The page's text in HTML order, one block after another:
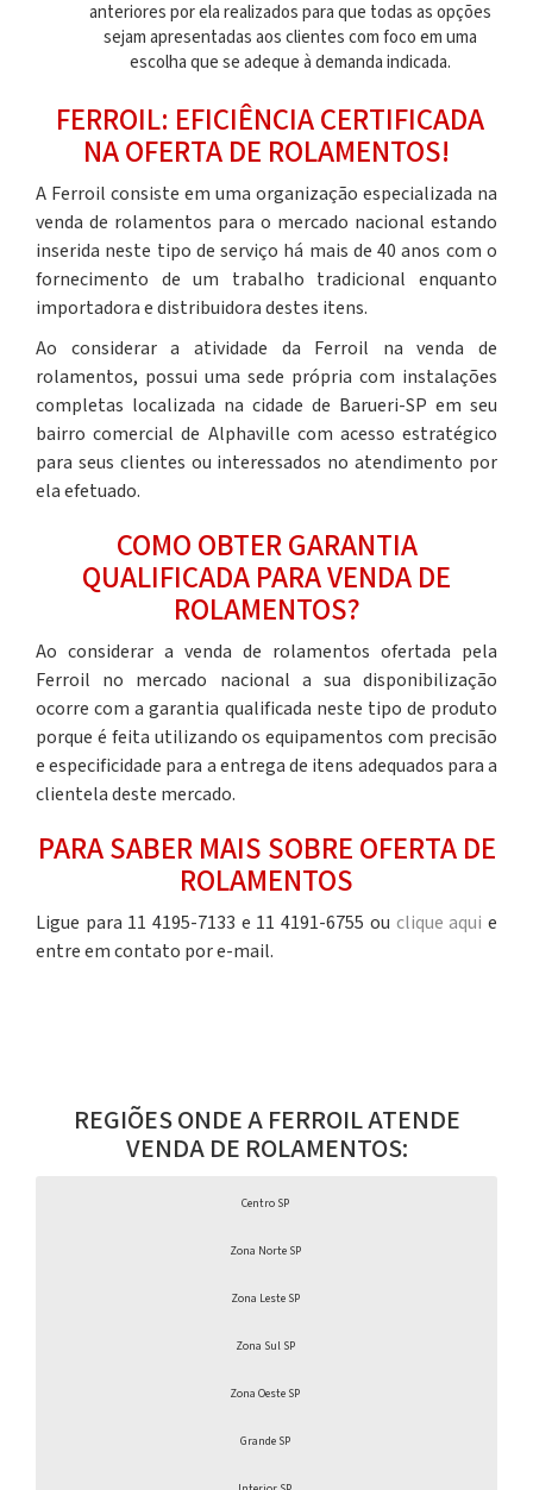
anteriores por ela realizados para que todas as opções
sejam apresentadas aos clientes com foco em uma
escolha que se adeque à demanda indicada.
FERROIL: EFICIÊNCIA CERTIFICADA
NA OFERTA DE ROLAMENTOS!
A Ferroil consiste em uma organização especializada na
venda de rolamentos para o mercado nacional estando
inserida neste tipo de serviço há mais de 40 anos com o
fornecimento de um trabalho tradicional enquanto
importadora e distribuidora destes itens.
Ao considerar a atividade da Ferroil navenda de
rolamentos, possui uma sede própria com instalações
completas localizada na cidade de Barueri-SP em seu
bairro comercial de Alphaville com acesso estratégico
para seus clientes ou interessados no atendimento por
ela efetuado.
COMO OBTER GARANTIA
QUALIFICADA PARA VENDA DE
ROLAMENTOS?
Ao considerar a venda de rolamentos ofertada pela
Ferroil no mercado nacional a sua disponibilização
ocorre com a garantia qualificada neste tipo de produto
porque é feita utilizando os equipamentos com precisão
e especificidade para a entrega de itens adequados para a
clientela deste mercado.
PARA SABER MAIS SOBRE OFERTA DE
ROLAMENTOS
Ligue para 11 4195-7133 e 11 4191-6755 ou clique aqui e
entre em contato por e-mail.
REGIÕES ONDE A FERROIL ATENDE
VENDA DE ROLAMENTOS:
Centro SP
Zona Norte SP
Zona Leste SP
Zona Sul SP
Zona Oeste SP
Grande SP